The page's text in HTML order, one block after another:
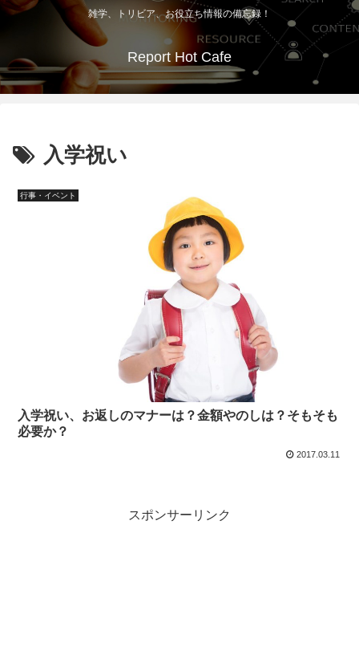
雑学、トリビア、お役立ち情報の備忘録！
Report Hot Cafe
入学祝い
行事・イベント
入学祝い、お返しのマナーは？金額やのしは？そもそも
必要か？
2017.03.11
スポンサーリンク